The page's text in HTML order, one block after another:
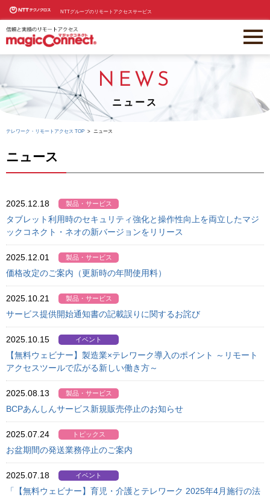
NTTグループのリモートアクセスサービス
NEWS
ニュース
テレワーク・リモートアクセス TOP ニュース
ニュース
2025.12.18 製品・サービス
タブレット利用時のセキュリティ強化と操作性向上を両立したマジ
ックコネクト・ネオの新バージョンをリリース
2025.12.01 製品・サービス
価格改定のご案内（更新時の年間使用料）
2025.10.21 製品・サービス
サービス提供開始通知書の記載誤りに関するお詫び
2025.10.15 イベント
【無料ウェビナー】製造業×テレワーク導入のポイント ～リモート
アクセスツールで広がる新しい働き方～
2025.08.13 製品・サービス
BCPあんしんサービス新規販売停止のお知らせ
2025.07.24 トピックス
お盆期間の発送業務停止のご案内
2025.07.18 イベント
「【無料ウェビナー】育児・介護とテレワーク 2025年4月施行の法